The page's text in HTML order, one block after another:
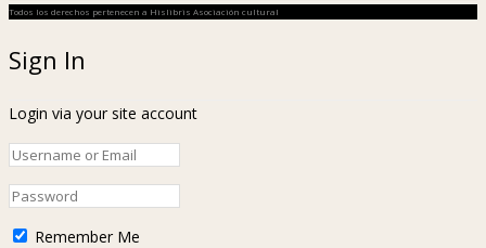
Todos los derechos pertenecen a Hislibris Asociación cultural
Sign In
Login via your site account
Remember Me